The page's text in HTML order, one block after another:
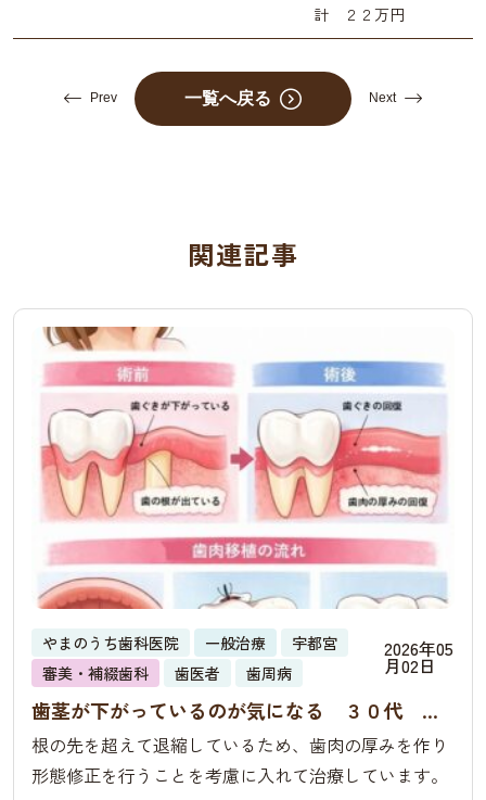
計 ２２万円
Prev 一覧へ戻る Next
関連記事
やまのうち歯科医院 一般治療
宇都宮
審美・補綴歯科
歯医者 歯周病
2026年05
月02日
歯茎が下がっているのが気になる ３０代 女
性 歯肉移植
根の先を超えて退縮しているため、歯肉の厚みを作り
形態修正を行うことを考慮に入れて治療しています。